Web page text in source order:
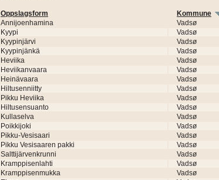
Oppslagsform
Kommune
Annijoenhamina
Vadsø
Kyypi
Vadsø
Kyypinjärvi
Vadsø
Kyypinjänkä
Vadsø
Heviika
Vadsø
Heviikanvaara
Vadsø
Heinävaara
Vadsø
Hiltusenniitty
Vadsø
Pikku Heviika
Vadsø
Hiltusensuanto
Vadsø
Kullaselva
Vadsø
Poikkijoki
Vadsø
Pikku-Vesisaari
Vadsø
Pikku Vesisaaren pakki
Vadsø
Salttijärvenkrunni
Vadsø
Kramppisenlahti
Vadsø
Kramppisenmukka
Vadsø